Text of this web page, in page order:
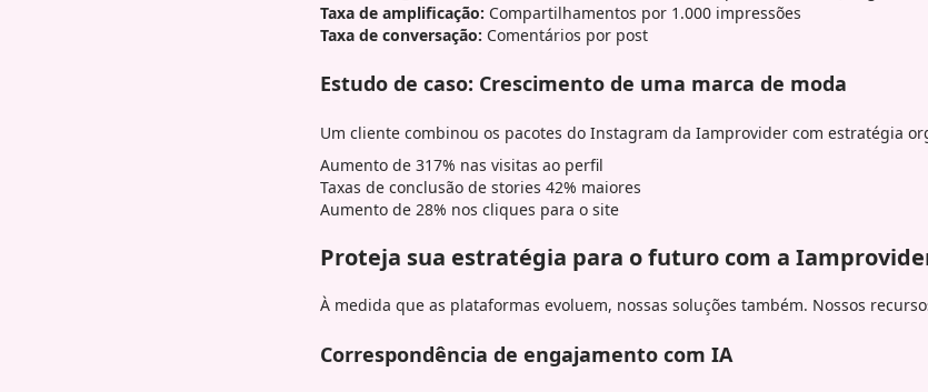
Taxa de amplificação: Compartilhamentos por 1.000 impressões
Taxa de conversação: Comentários por post
Estudo de caso: Crescimento de uma marca de moda
Um cliente combinou os pacotes do Instagram da Iamprovider com estratégia
Aumento de 317% nas visitas ao perfil
Taxas de conclusão de stories 42% maiores
Aumento de 28% nos cliques para o site
Proteja sua estratégia para o futuro com a
À medida que as plataformas evoluem, nossas soluções também. Nossos
Correspondência de engajamento com IA